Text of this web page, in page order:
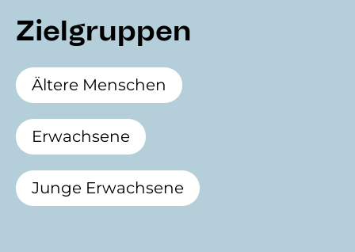
Zielgruppen
Ältere Menschen
Erwachsene
Junge Erwachsene